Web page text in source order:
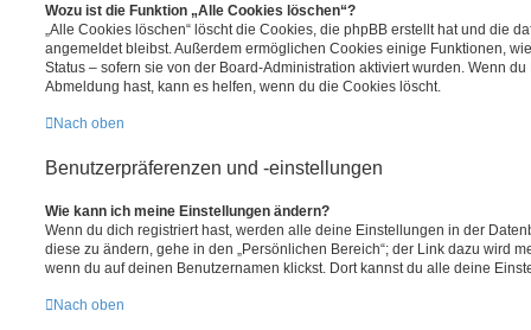
Wozu ist die Funktion „Alle Cookies löschen“?
„Alle Cookies löschen“ löscht die Cookies, die phpBB erstellt hat und die
angemeldet bleibst. Außerdem ermöglichen Cookies einige Funktionen,
Status – sofern sie von der Board-Administration aktiviert wurden. Wenn
Abmeldung hast, kann es helfen, wenn du die Cookies löscht.
Nach oben
Benutzerpräferenzen und -einstellungen
Wie kann ich meine Einstellungen ändern?
Wenn du dich registriert hast, werden alle deine Einstellungen in der
diese zu ändern, gehe in den „Persönlichen Bereich“; der Link dazu wird
wenn du auf deinen Benutzernamen klickst. Dort kannst du alle deine
Nach oben